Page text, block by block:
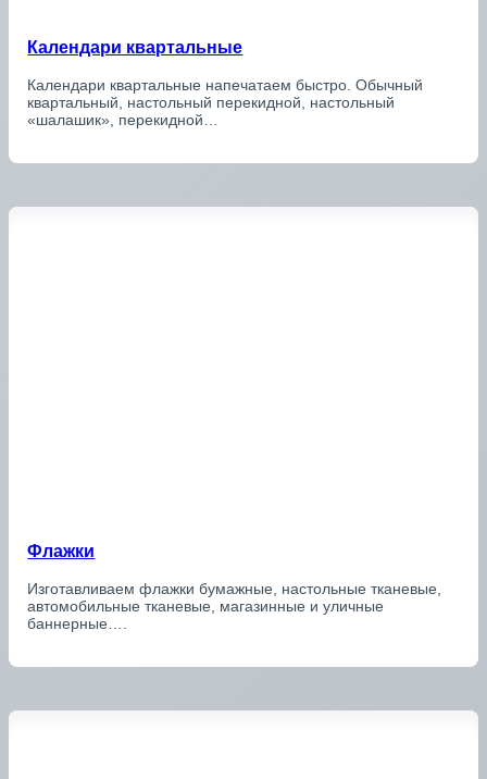
Календари квартальные
Календари квартальные напечатаем быстро. Обычный
квартальный, настольный перекидной, настольный
«шалашик», перекидной…
Флажки
Изготавливаем флажки бумажные, настольные тканевые,
автомобильные тканевые, магазинные и уличные
баннерные….